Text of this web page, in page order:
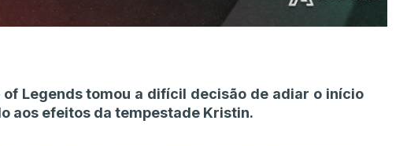
of Legends tomou a difícil decisão de adiar o início
aos efeitos da tempestade Kristin.